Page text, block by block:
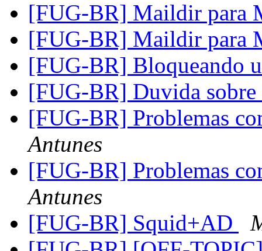
[FUG-BR] Maildir para
[FUG-BR] Maildir para
[FUG-BR] Bloqueando
[FUG-BR] Duvida
[FUG-BR] Problemas
Antunes
[FUG-BR] Problemas
Antunes
[FUG-BR] Squid+AD